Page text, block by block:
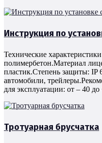
Инструкция по
Технические
полимербетон.Материал
пластик.Степень защиты: IP
автомобили,
для эксплуатации: от – 40 до
Тротуарная брусчатка